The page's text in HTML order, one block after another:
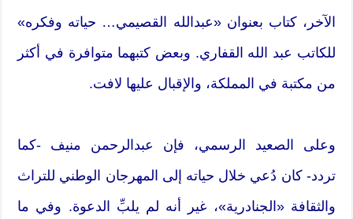
الآخر، كتاب بعنوان «عبدالله القصيمي… حياته وفكره»
للكاتب عبد الله القفاري. وبعض كتبهما متوافرة في أكثر
من مكتبة في المملكة، والإقبال عليها لافت.
وعلى الصعيد الرسمي، فإن عبدالرحمن منيف -كما
تردد- كان دُعي خلال حياته إلى المهرجان الوطني للتراث
والثقافة «الجنادرية»، غير أنه لم يلبِّ الدعوة. وفي ما